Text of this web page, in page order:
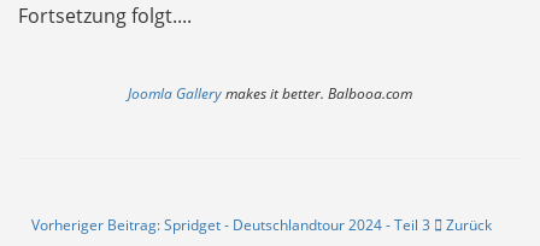
Fortsetzung folgt....
Joomla Gallerymakes it better. Balbooa.com
Vorheriger Beitrag: Spridget - Deutschlandtour 2024 - Teil 3
Zurück